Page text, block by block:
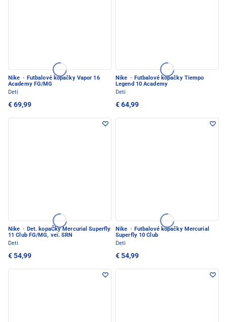
Nike · Futbalové kopačky Vapor 16
Academy FG/MG
Deti
€ 69,99
Nike · Futbalové kopačky Tiempo
Legend 10 Academy
Deti
€ 64,99
Nike · Det. kopaČky Mercurial Superfly
11 Club FG/MG, veï. SRN
Deti
€ 54,99
Nike · Futbalové kopačky Mercurial
Superfly 10 Club
Deti
€ 54,99